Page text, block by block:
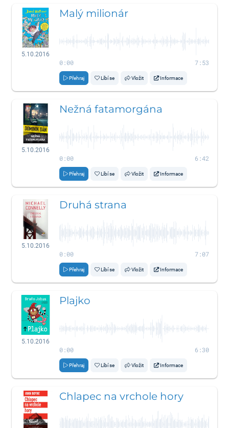
5.10.2016
Malý milionár
0:00 7:53
Přehraj Líbí se Vložit Informace
5.10.2016
Nežná fatamorgána
0:00 6:42
Přehraj Líbí se Vložit Informace
5.10.2016
Druhá strana
0:00 7:07
Přehraj Líbí se Vložit Informace
5.10.2016
Plajko
0:00 6:30
Přehraj Líbí se Vložit Informace
Chlapec na vrchole hory